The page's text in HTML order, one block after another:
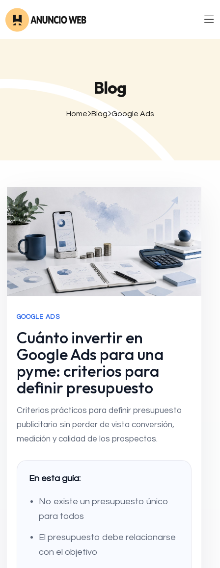
Blog
Home Blog Google Ads
GOOGLE ADS
Cuánto invertir en
Google Ads para una
pyme: criterios para
definir presupuesto
Criterios prácticos para definir presupuesto
publicitario sin perder de vista conversión,
medición y calidad de los prospectos.
En esta guía:
No existe un presupuesto único
para todos
El presupuesto debe relacionarse
con el objetivo